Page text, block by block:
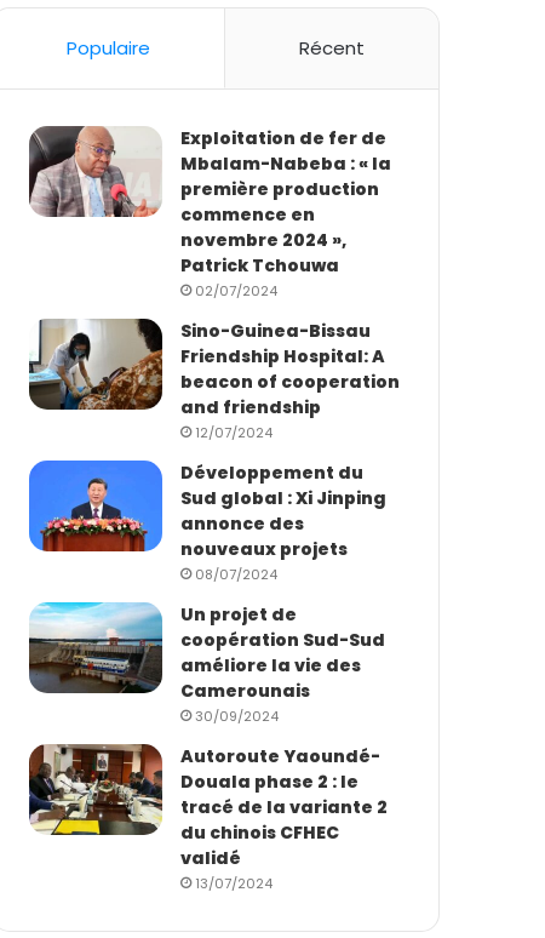
Populaire Récent
Exploitation de fer de
Mbalam-Nabeba : « la
première production
commence en
novembre 2024 »,
Patrick Tchouwa
02/07/2024
Sino-Guinea-Bissau
Friendship Hospital: A
beacon of cooperation
and friendship
12/07/2024
Développement du
Sud global : Xi Jinping
annonce des
nouveaux projets
08/07/2024
Un projet de
coopération Sud-Sud
améliore la vie des
Camerounais
30/09/2024
Autoroute Yaoundé-
Douala phase 2 : le
tracé de la variante 2
du chinois CFHEC
validé
13/07/2024